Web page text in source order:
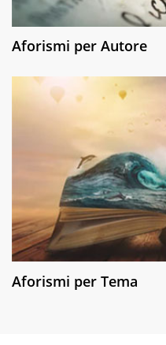
Aforismi per Autore
Aforismi per Tema